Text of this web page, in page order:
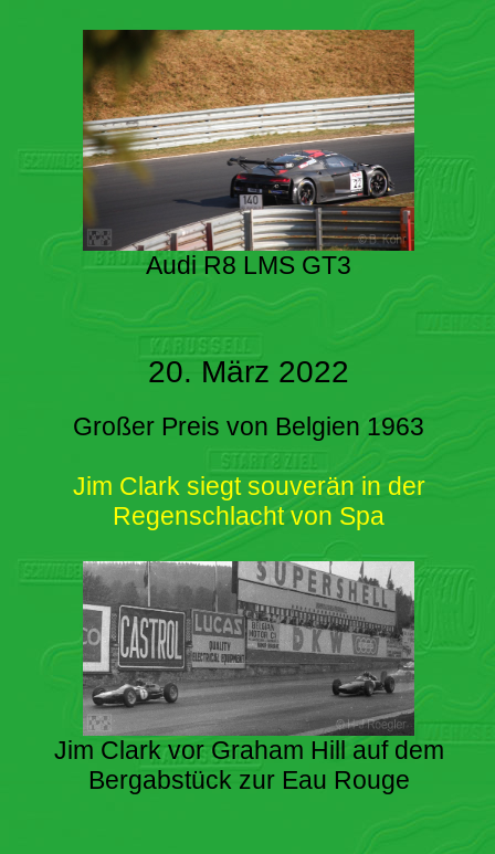
Audi R8 LMS GT3
20. März 2022
Großer Preis von Belgien 1963
Jim Clark siegt souverän in der
Regenschlacht von Spa
Jim Clark vor Graham Hill auf dem
Bergabstück zur Eau Rouge